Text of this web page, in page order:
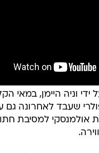
וניה היימן, במאי
שעבד לאחרונה גם
אולמנסקי למסיבת